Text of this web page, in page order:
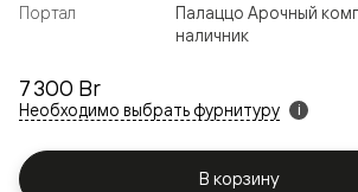
7 300 Br
Необходимо выбрать фурнитуру i
В корзину
Портал
Палаццо Арочный
наличник